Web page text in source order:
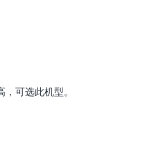
可选此机型。